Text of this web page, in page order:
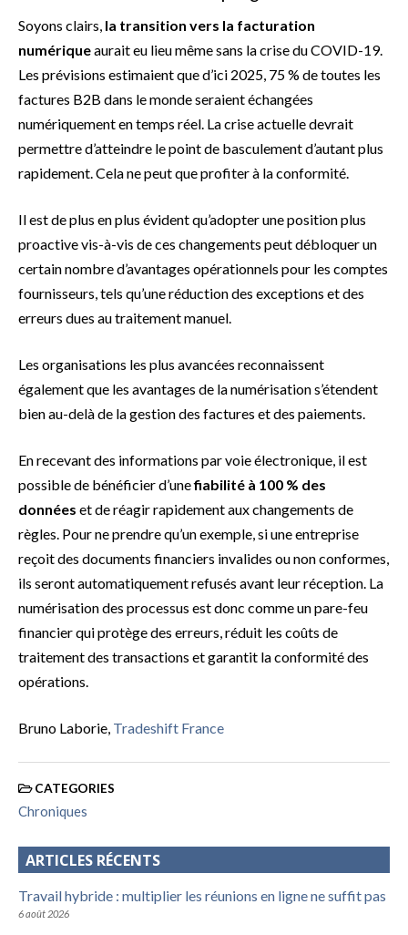
Soyons clairs, la transition vers la facturation
numériqueaurait eu lieu même sans la crise du COVID-19.
Les prévisions estimaient que d’ici 2025, 75 % de toutes les
factures B2B dans le monde seraient échangées
numériquement en temps réel. La crise actuelle devrait
permettre d’atteindre le point de basculement d’autant plus
rapidement. Cela ne peut que profiter à la conformité.
Il est de plus en plus évident qu’adopter une position plus
proactive vis-à-vis de ces changements peut débloquer un
certain nombre d’avantages opérationnels pour les comptes
fournisseurs, tels qu’une réduction des exceptions et des
erreurs dues au traitement manuel.
Les organisations les plus avancées reconnaissent
également que les avantages de la numérisation s’étendent
bien au-delà de la gestion des factures et des paiements.
En recevant des informations par voie électronique, il est
possible de bénéficier d’unefiabilité à 100 % des
données et de réagir rapidement aux changements de
règles. Pour ne prendre qu’un exemple, si une entreprise
reçoit des documents financiers invalides ou non conformes,
ils seront automatiquement refusés avant leur réception. La
numérisation des processus est donc comme un pare-feu
financier qui protège des erreurs, réduit les coûts de
traitement des transactions et garantit la conformité des
opérations.
Bruno Laborie, Tradeshift France
CATEGORIES
Chroniques
ARTICLES RÉCENTS
Travail hybride : multiplier les réunions en ligne ne suffit pas
6 août 2026